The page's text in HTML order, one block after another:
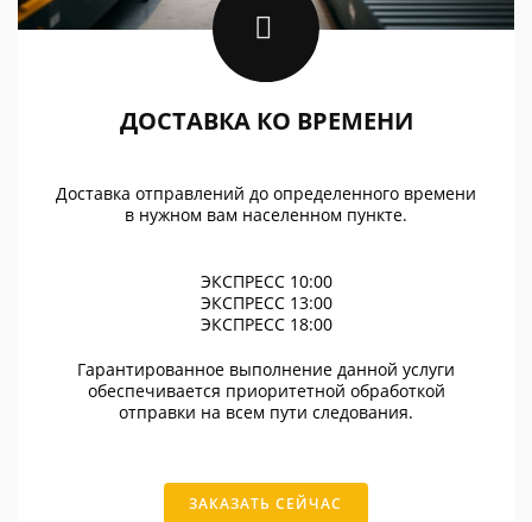
ДОСТАВКА КО ВРЕМЕНИ
Доставка отправлений до определенного времени
в нужном вам населенном пункте.
ЭКСПРЕСС 10:00
ЭКСПРЕСС 13:00
ЭКСПРЕСС 18:00
Гарантированное выполнение данной услуги
обеспечивается приоритетной обработкой
отправки на всем пути следования.
ЗАКАЗАТЬ СЕЙЧАС